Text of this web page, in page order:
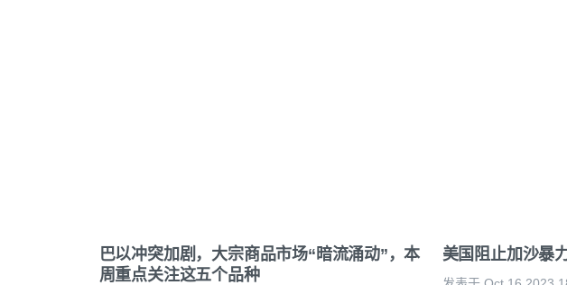
巴以冲突加剧，大宗商品市场“暗流涌动”，本
周重点关注这五个品种
美国阻止加沙暴